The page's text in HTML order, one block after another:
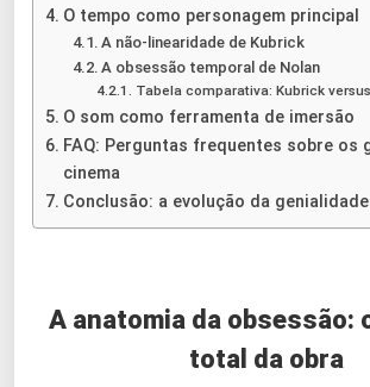
O tempo como personagem principal
A não-linearidade de Kubrick
A obsessão temporal de Nolan
Tabela comparativa: Kubrick
O som como ferramenta de imersão
FAQ: Perguntas frequentes sobre os
cinema
Conclusão: a evolução da genialidade
A anatomia da obsessão:
total da obra